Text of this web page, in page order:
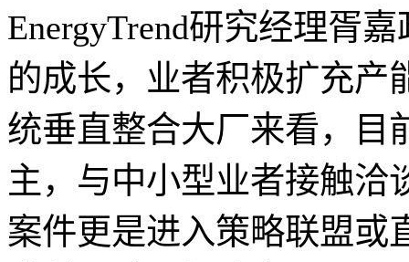
EnergyTrend研究经理胥
的成长，业者积极扩充产
统垂直整合大厂来看，目
主，与中小型业者接触洽
案件更是进入策略联盟或